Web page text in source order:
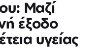
Μαζί
έξοδο
υγείας